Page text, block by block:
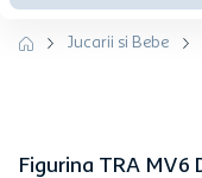
Jucarii si Bebe
Figurina TRA MV6